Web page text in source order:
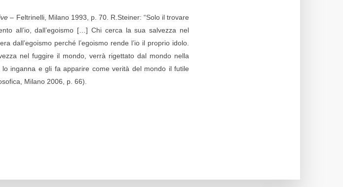
– Feltrinelli, Milano 1993, p. 70. R.Steiner: “Solo il trovare
all’io, dall’egoismo […] Chi cerca la sua salvezza nel
dall’egoismo perché l’egoismo rende l’io il proprio idolo.
nel fuggire il mondo, verrà rigettato dal mondo nella
inganna e gli fa apparire come verità del mondo il futile
Milano 2006, p. 66).